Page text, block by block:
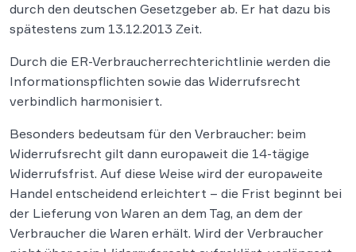
durch den deutschen Gesetzgeber ab. Er hat dazu bis
spätestens zum 13.12.2013 Zeit.
Durch die ER-Verbraucherrechterichtlinie werden die
Informationspflichten sowie das Widerrufsrecht
verbindlich harmonisiert.
Besonders bedeutsam für den Verbraucher: beim
Widerrufsrecht gilt dann europaweit die 14-tägige
Widerrufsfrist. Auf diese Weise wird der europaweite
Handel entscheidend erleichtert – die Frist beginnt bei
der Lieferung von Waren an dem Tag, an dem der
Verbraucher die Waren erhält. Wird der Verbraucher